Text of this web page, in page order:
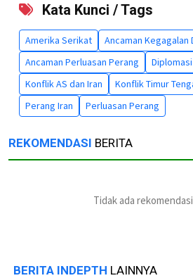
Kata Kunci / Tags
Amerika Serikat
Ancaman Kegagalan
Ancaman Perluasan Perang
Konflik AS dan Iran
Konflik Timur
Perang Iran
Perluasan Perang
REKOMENDASI BERITA
Tidak ada
BERITA INDEPTH LAINNYA